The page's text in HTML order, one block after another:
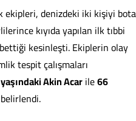
ekipleri, denizdeki iki kişiyi bota
kıyıda yapılan ilk tıbbi
kesinleşti. Ekiplerin olay
tespit çalışmaları
Akin Acarile66